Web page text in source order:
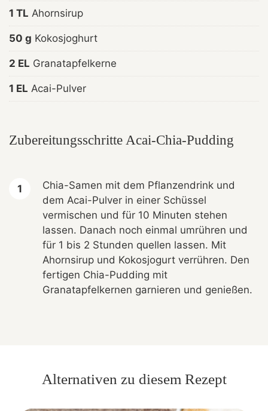
1 TL Ahornsirup
50 g Kokosjoghurt
2 EL Granatapfelkerne
1 EL Acai-Pulver
Zubereitungsschritte Acai-Chia-Pudding
Chia-Samen mit dem Pflanzendrink und
dem Acai-Pulver in einer Schüssel
vermischen und für 10 Minuten stehen
lassen. Danach noch einmal umrühren und
für 1 bis 2 Stunden quellen lassen. Mit
Ahornsirup und Kokosjogurt verrühren. Den
fertigen Chia-Pudding mit
Granatapfelkernen garnieren und genießen.
Alternativen zu diesem Rezept